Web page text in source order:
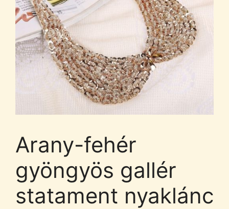
Arany-fehér
gyöngyös gallér
statament nyaklánc